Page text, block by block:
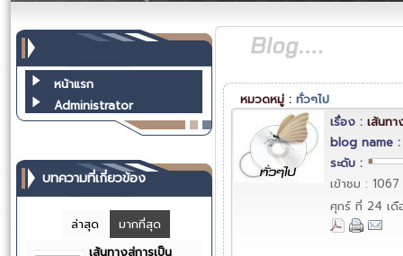
หน้าแรก
Administrator
บทความที่เกี่ยวข้อง
ล่าสุด
มากที่สุด
เส้นทางสู่การเป็น
หมวดหมู่ : ทั่วๆไป
เรื่อง : เส้นท
blog name
ระดับ :
เข้าชม : 1067
ศุกร์ ที่ 24 เดื